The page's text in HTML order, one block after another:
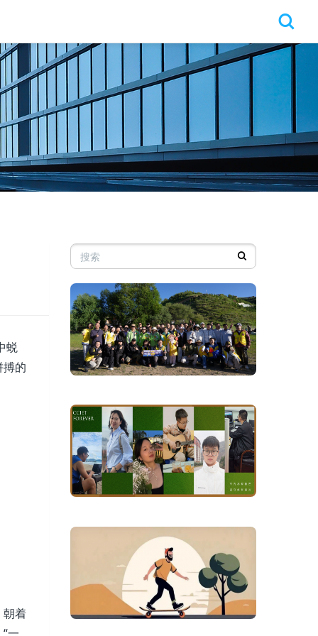
蜕
的
朝着
一